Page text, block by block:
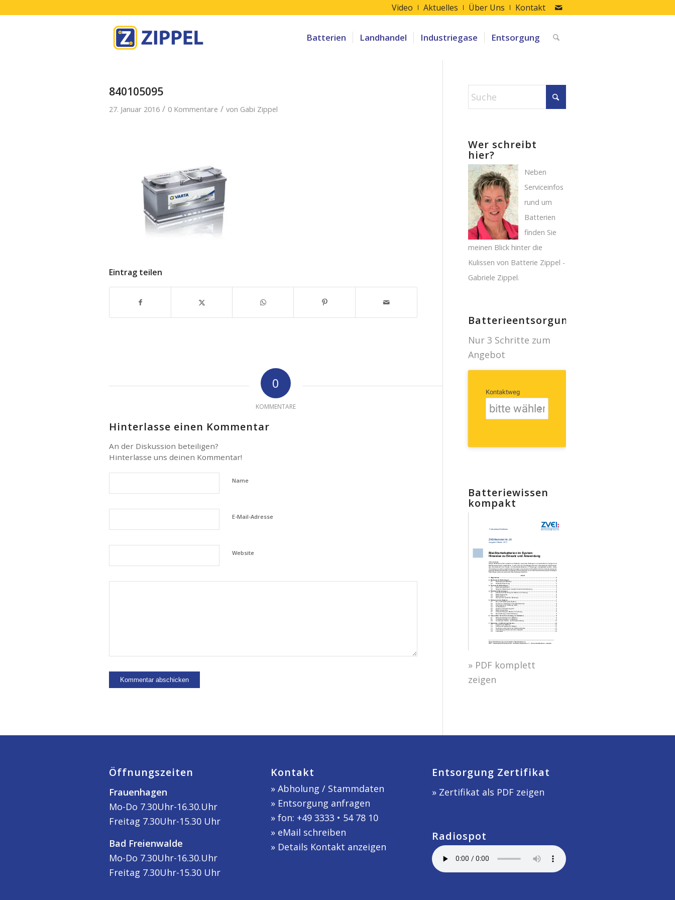
Video Aktuelles Über Uns Kontakt
Batterien Landhandel Industriegase Entsorgung
840105095
27. Januar 2016 / 0 Kommentare / von Gabi Zippel
Eintrag teilen
0
KOMMENTARE
Hinterlasse einen Kommentar
An der Diskussion beteiligen?
Hinterlasse uns deinen Kommentar!
Name
E-Mail-Adresse
Website
Wer schreibt
hier?
Neben
Serviceinfos
rund um
Batterien
finden Sie
meinen Blick hinter die
Kulissen von Batterie Zippel -
Gabriele Zippel.
Batterieentsorgung
Nur 3 Schritte zum
Angebot
Kontaktweg
Batteriewissen
kompakt
» PDF komplett
zeigen
Öffnungszeiten
Frauenhagen
Mo-Do 7.30Uhr-16.30.Uhr
Freitag 7.30Uhr-15.30 Uhr
Bad Freienwalde
Mo-Do 7.30Uhr-16.30.Uhr
Freitag 7.30Uhr-15.30 Uhr
Kontakt
» Abholung / Stammdaten
» Entsorgung anfragen
» fon: +49 3333 • 54 78 10
» eMail schreiben
» Details Kontakt anzeigen
Entsorgung Zertifikat
» Zertifikat als PDF zeigen
Radiospot